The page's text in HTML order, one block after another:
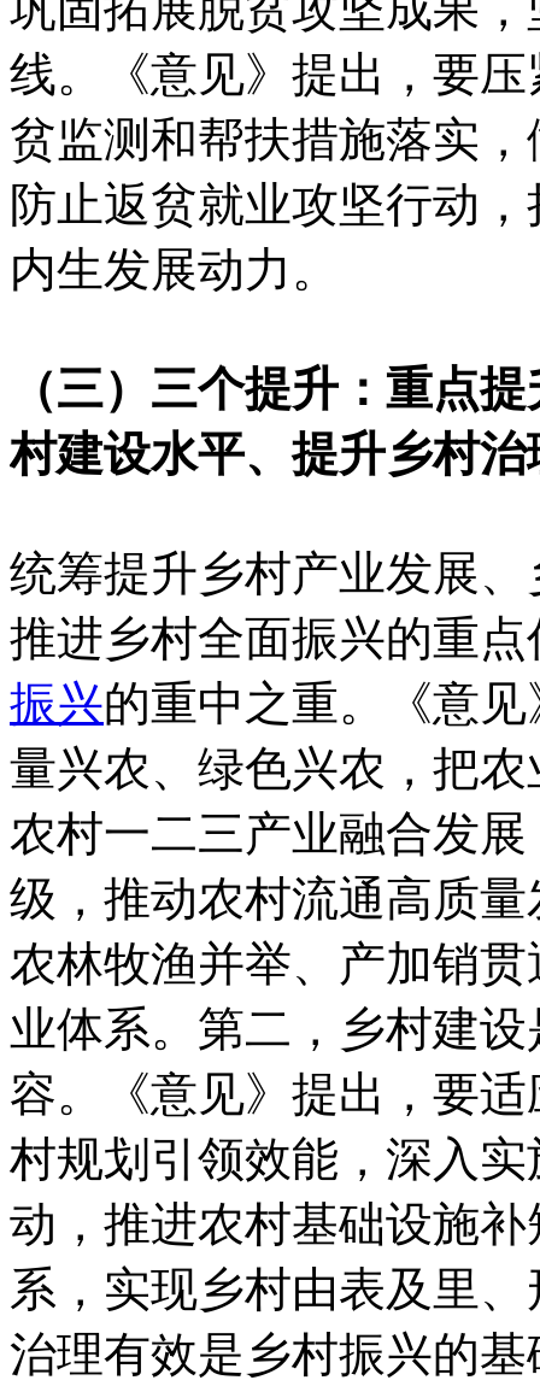
线。《意见》提出，要
贫监测和帮扶措施落实
防止返贫就业攻坚行动
内生发展动力。
（三）三个提升：重点
村建设水平、提升乡村治
统筹提升乡村产业发展
推进乡村全面振兴的重
振兴的重中之重。《意
量兴农、绿色兴农，把
农村一二三产业融合发
级，推动农村流通高质
农林牧渔并举、产加销
业体系。第二，乡村建
容。《意见》提出，要
村规划引领效能，深入
动，推进农村基础设施
系，实现乡村由表及里
治理有效是乡村振兴的